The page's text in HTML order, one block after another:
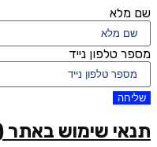
שם מלא
מספר טלפון נייד
שליחה
תנאי שימוש באתר